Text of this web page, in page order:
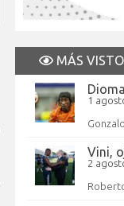
MÁS
1
Vini,
2